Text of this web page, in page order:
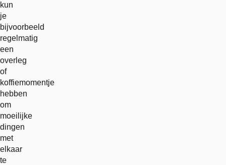
kun
je
bijvoorbeeld
regelmatig
een
overleg
of
koffiemomentje
hebben
om
moeilijke
dingen
met
elkaar
te